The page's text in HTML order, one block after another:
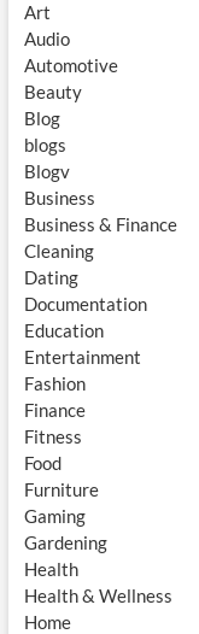
Art
Audio
Automotive
Beauty
Blog
blogs
Blogv
Business
Business & Finance
Cleaning
Dating
Documentation
Education
Entertainment
Fashion
Finance
Fitness
Food
Furniture
Gaming
Gardening
Health
Health & Wellness
Home